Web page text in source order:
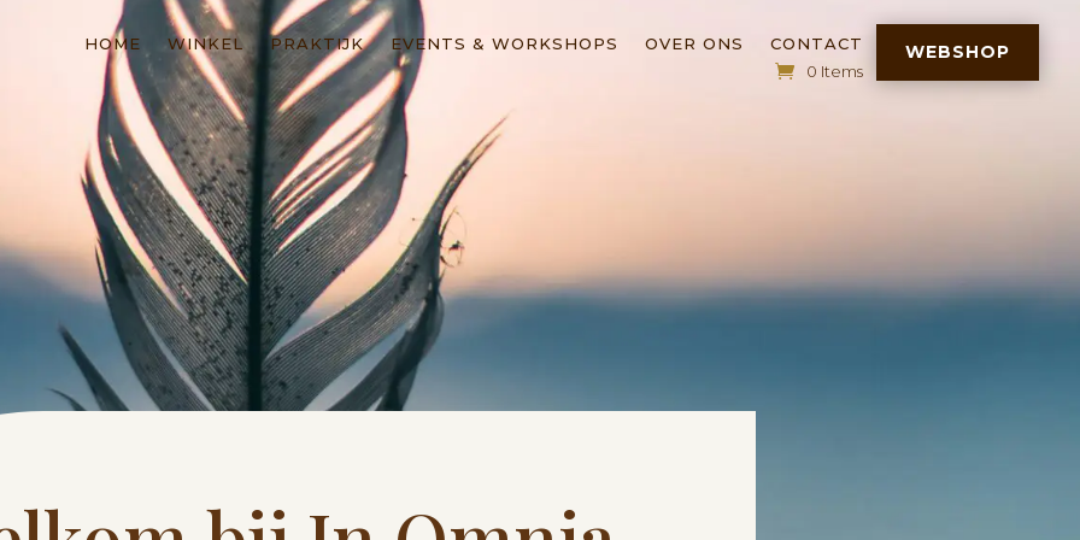
HOME WINKEL PRAKTIJK EVENTS & WORKSHOPS OVER ONS
CONTACT
0 Items
WEBSHOP